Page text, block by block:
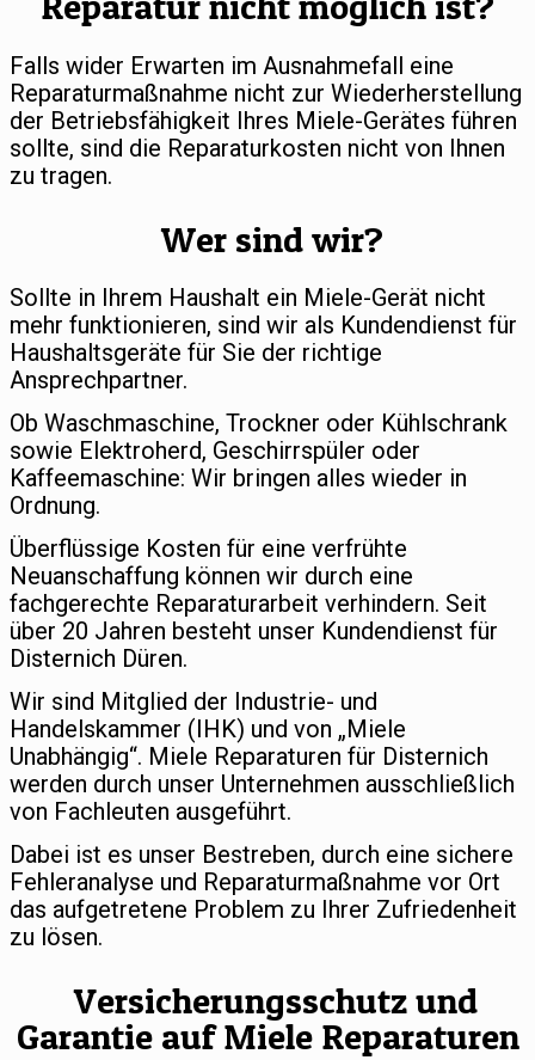
Falls wider Erwarten im Ausnahmefall eine
Reparaturmaßnahme nicht zur Wiederherstellung
der Betriebsfähigkeit Ihres Miele-Gerätes führen
sollte, sind die Reparaturkosten nicht von Ihnen
zu tragen.
Wer sind wir?
Sollte in Ihrem Haushalt ein Miele-Gerät nicht
mehr funktionieren, sind wir als Kundendienst für
Haushaltsgeräte für Sie der richtige
Ansprechpartner.
Ob Waschmaschine, Trockner oder Kühlschrank
sowie Elektroherd, Geschirrspüler oder
Kaffeemaschine: Wir bringen alles wieder in
Ordnung.
Überflüssige Kosten für eine verfrühte
Neuanschaffung können wir durch eine
fachgerechte Reparaturarbeit verhindern. Seit
über 20 Jahren besteht unser Kundendienst für
Disternich Düren.
Wir sind Mitglied der Industrie- und
Handelskammer (IHK) und von „Miele
Unabhängig“. Miele Reparaturen für Disternich
werden durch unser Unternehmen ausschließlich
von Fachleuten ausgeführt.
Dabei ist es unser Bestreben, durch eine sichere
Fehleranalyse und Reparaturmaßnahme vor Ort
das aufgetretene Problem zu Ihrer Zufriedenheit
zu lösen.
Versicherungsschutz und
Garantie auf Miele Reparaturen